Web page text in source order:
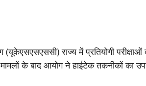
राज्य में प्रतियोगी परीक्षाओं
के बाद आयोग ने हाईटेक तकनीकों का